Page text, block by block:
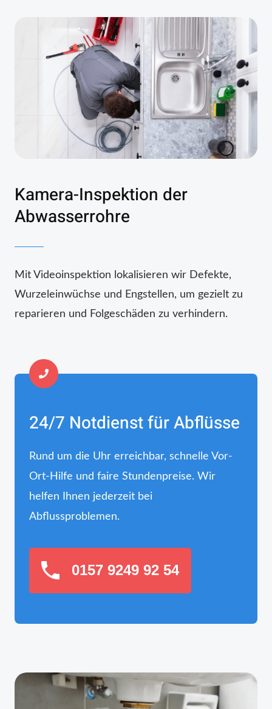
Kamera-Inspektion der
Abwasserrohre
Mit Videoinspektion lokalisieren wir Defekte,
Wurzeleinwüchse und Engstellen, um gezielt zu
reparieren und Folgeschäden zu verhindern.
24/7 Notdienst für Abflüsse
Rund um die Uhr erreichbar, schnelle Vor-
Ort-Hilfe und faire Stundenpreise. Wir
helfen Ihnen jederzeit bei
Abflussproblemen.
0157 9249 92 54